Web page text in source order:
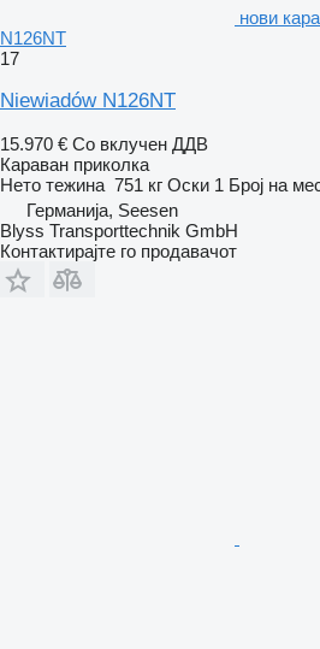
нови
N126NT
17
Niewiadów N126NT
15.970 € Со вклучен ДДВ
Караван приколка
Нето тежина 751 кг Оски 1 Број на
Германија, Seesen
Blyss Transporttechnik GmbH
Контактирајте го продавачот